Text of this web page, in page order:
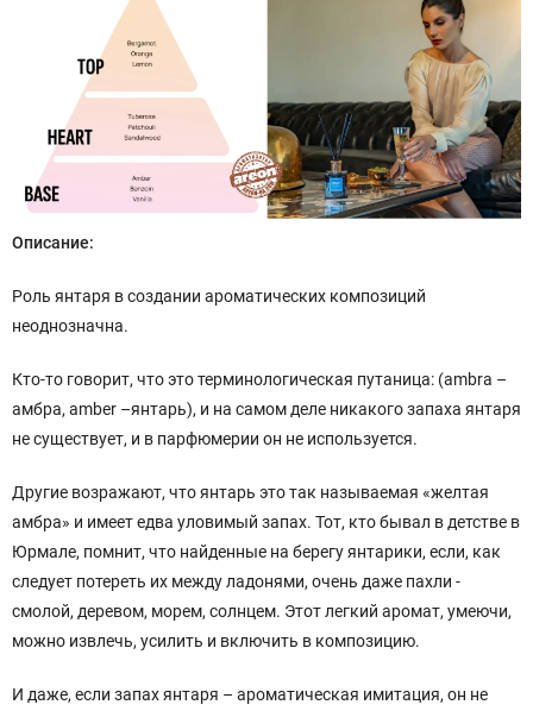
Описание:
Роль янтаря в создании ароматических композиций
неоднозначна.
Кто-то говорит, что это терминологическая путаница: (ambra –
амбра, amber –янтарь), и на самом деле никакого запаха янтаря
не существует, и в парфюмерии он не используется.
Другие возражают, что янтарь это так называемая «желтая
амбра» и имеет едва уловимый запах. Тот, кто бывал в детстве в
Юрмале, помнит, что найденные на берегу янтарики, если, как
следует потереть их между ладонями, очень даже пахли -
смолой, деревом, морем, солнцем. Этот легкий аромат, умеючи,
можно извлечь, усилить и включить в композицию.
И даже, если запах янтаря – ароматическая имитация, он не